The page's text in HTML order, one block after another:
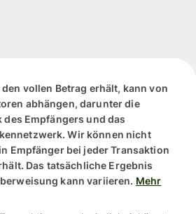
den vollen Betrag erhält, kann von
abhängen, darunter die
des Empfängers und das
Wir können nicht
Empfänger bei jeder Transaktion
Das tatsächliche Ergebnis
kann variieren. Mehr